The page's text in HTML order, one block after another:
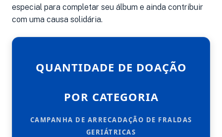
especial para completar seu álbum e ainda contribuir
com uma causa solidária.
QUANTIDADE DE DOAÇÃO
POR CATEGORIA
CAMPANHA DE ARRECADAÇÃO DE FRALDAS
GERIÁTRICAS